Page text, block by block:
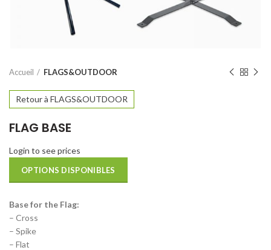
Accueil FLAGS&OUTDOOR
Retour à FLAGS&OUTDOOR
FLAG BASE
Login to see prices
OPTIONS DISPONIBLES
Base for the Flag:
– Cross
– Spike
– Flat